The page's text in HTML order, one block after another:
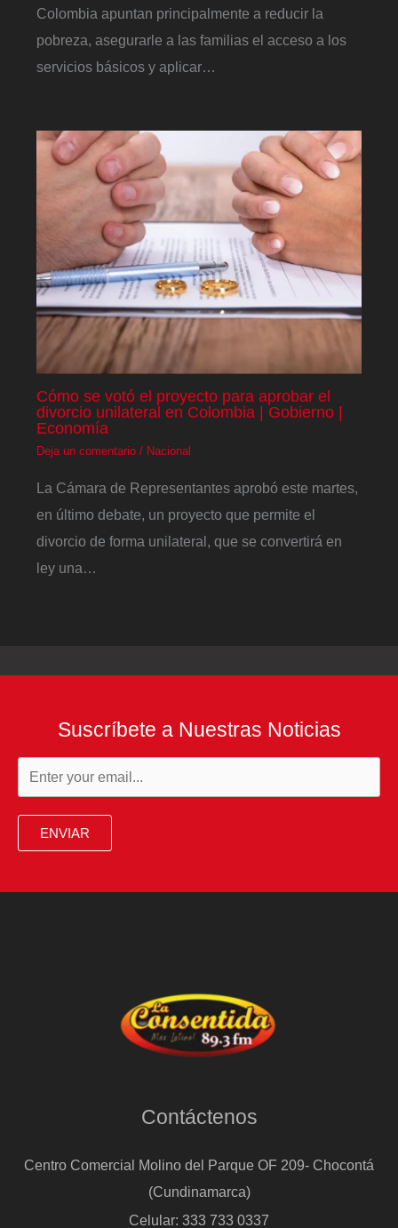
Colombia apuntan principalmente a reducir la
pobreza, asegurarle a las familias el acceso a los
servicios básicos y aplicar…
Cómo se votó el proyecto para aprobar el
divorcio unilateral en Colombia | Gobierno |
Economía
Deja un comentario / Nacional
La Cámara de Representantes aprobó este martes,
en último debate, un proyecto que permite el
divorcio de forma unilateral, que se convertirá en
ley una…
Suscríbete a Nuestras Noticias
ENVIAR
Contáctenos
Centro Comercial Molino del Parque OF 209- Chocontá
(Cundinamarca)
Celular: 333 733 0337